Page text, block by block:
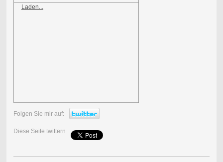
Laden...
Folgen Sie mir auf:
Diese Seite twittern